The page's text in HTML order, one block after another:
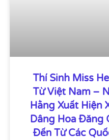
Thí Sinh Miss
Từ Việt Nam –
Hằng Xuất Hiện
Dâng Hoa Đăng
Đến Từ Các